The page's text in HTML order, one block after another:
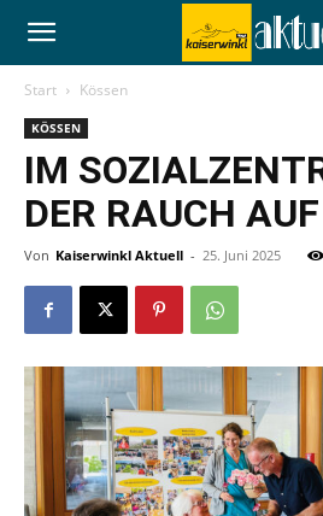
Start Kössen
KÖSSEN
IM
DER RAUCH AUF
Von Kaiserwinkl Aktuell - 25. Juni 2025